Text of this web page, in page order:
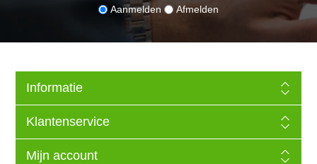
Aanmelden Afmelden
Informatie
Klantenservice
Mijn account